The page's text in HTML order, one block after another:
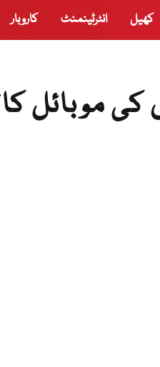
کھیل انٹرٹینمنٹ کاروبار
موبائل